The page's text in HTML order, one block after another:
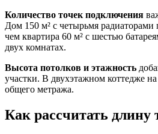
Количество точек подключения
Дом 150 м² с четырьмя радиаторами
чем квартира 60 м² с шестью
двух комнатах.
Высота потолков и этажность
участки. В двухэтажном коттедже
общего метража.
Как рассчитать длину